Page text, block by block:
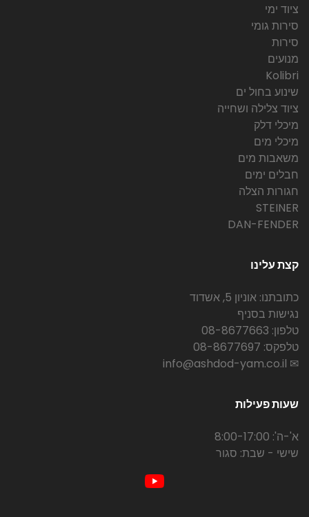
ציוד ימי
סירות גומי
סירות
מנועים
Kolibri
שינוע בחול ים
ציוד צלילה ושחייה
מיכלי דלק
מיכלי מים
משאבות מים
חבלים ימים
חגורות הצלה
STEINER
DAN-FENDER
קצת עלינו
כתובתנו: אוניון 5, אשדוד
נגישות בסניף
טלפון: 08-8677663
טלפקס: 08-8677697
✉ info@ashdod-yam.co.il
שעות פעילות
א'-ה': 8:00-17:00
שישי - שבת: סגור